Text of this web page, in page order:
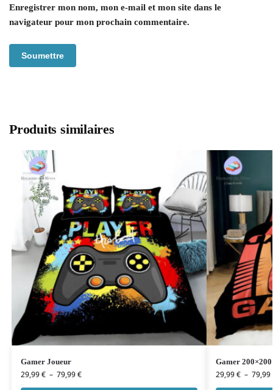
Enregistrer mon nom, mon e-mail et mon site dans le
navigateur pour mon prochain commentaire.
Produits similaires
Gamer Joueur
29,99€ – 79,99€
Gamer 200×200
29,99€ – 79,99